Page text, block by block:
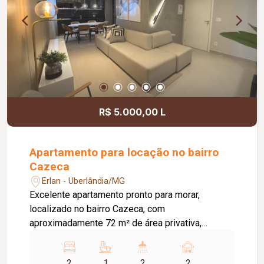
R$ 5.000,00 L
Apartamento para locação no bairro
Cazeca
Erlan - Uberlândia/MG
Excelente apartamento pronto para morar,
localizado no bairro Cazeca, com
aproximadamente 72 m² de área privativa,
infraestrutura completa. O imóvel é composto por